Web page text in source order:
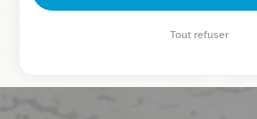
Tout refuser